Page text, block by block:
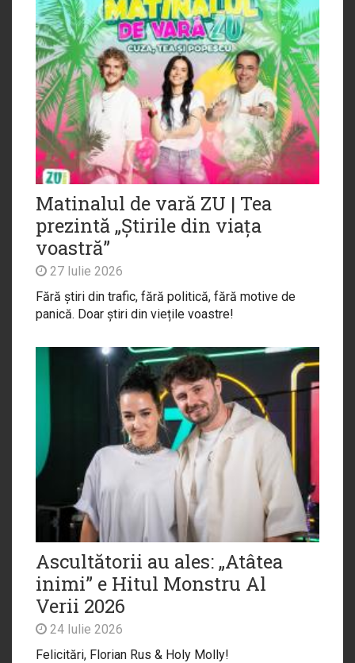
Matinalul de vară ZU | Tea
prezintă „Știrile din viața
voastră”
27 Iulie 2026
Fără știri din trafic, fără politică, fără motive de
panică. Doar știri din viețile voastre!
Ascultătorii au ales: „Atâtea
inimi” e Hitul Monstru Al
Verii 2026
24 Iulie 2026
Felicitări, Florian Rus & Holy Molly!